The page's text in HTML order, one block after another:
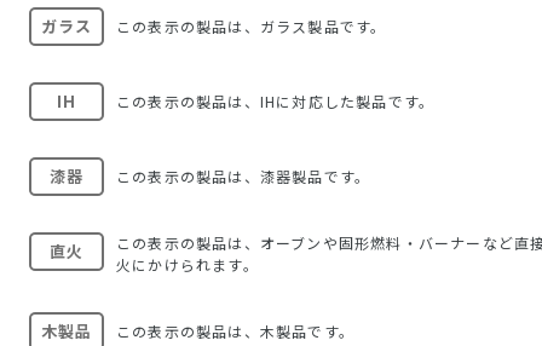
ガラス この表示の製品は、ガラス製品です。
IH この表示の製品は、IHに対応した製品です。
漆器 この表示の製品は、漆器製品です。
直火
この表示の製品は、オーブンや固形燃料・バーナーなど直
火にかけられます。
木製品 この表示の製品は、木製品です。